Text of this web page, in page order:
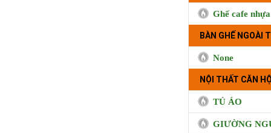
Ghế cafe nhựa
BÀN GHẾ NGOÀI
None
NỘI THẤT CĂN
TỦ ÁO
GIƯỜNG